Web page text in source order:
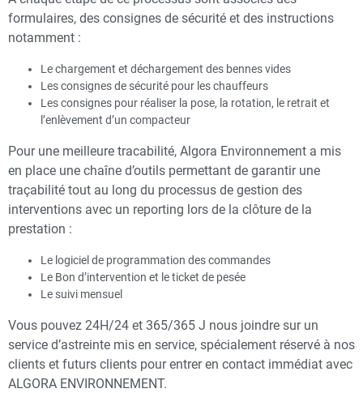
formulaires, des consignes de sécurité et des instructions
notamment :
Le chargement et déchargement des bennes vides
Les consignes de sécurité pour les chauffeurs
Les consignes pour réaliser la pose, la rotation, le retrait et
l’enlèvement d’un compacteur
Pour une meilleure tracabilité, Algora Environnement a mis
en place une chaîne d’outils permettant de garantir une
traçabilité tout au long du processus de gestion des
interventions avec un reporting lors de la clôture de la
prestation :
Le logiciel de programmation des commandes
Le Bon d’intervention et le ticket de pesée
Le suivi mensuel
Vous pouvez 24H/24 et 365/365 J nous joindre sur un
service d’astreinte mis en service, spécialement réservé à nos
clients et futurs clients pour entrer en contact immédiat avec
ALGORA ENVIRONNEMENT.